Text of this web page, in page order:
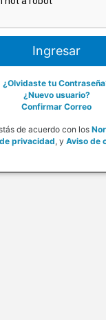
¿Olvidaste tu
¿Nuevo usuario?
Confirmar Correo
de acuerdo con los
privacidad, y Aviso de